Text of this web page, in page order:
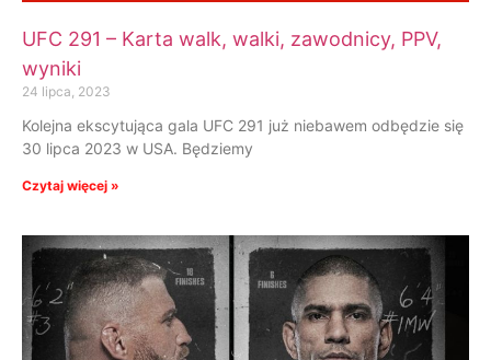
UFC 291 – Karta walk, walki, zawodnicy, PPV,
wyniki
24 lipca, 2023
Kolejna ekscytująca gala UFC 291 już niebawem odbędzie się
30 lipca 2023 w USA. Będziemy
Czytaj więcej »